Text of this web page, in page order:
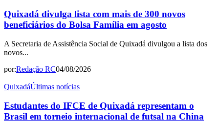
Quixadá divulga lista com mais de 300 novos
beneficiários do Bolsa Família em agosto
A Secretaria de Assistência Social de Quixadá divulgou a lista dos
novos...
por:Redação RC04/08/2026
QuixadáÚltimas notícias
Estudantes do IFCE de Quixadá representam o
Brasil em torneio internacional de futsal na China